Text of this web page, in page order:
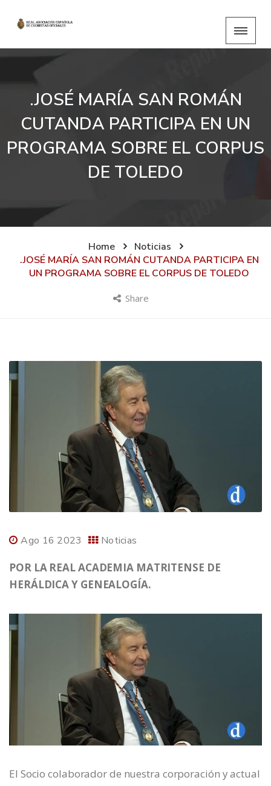
.JOSÉ MARÍA SAN ROMÁN
CUTANDA PARTICIPA EN UN
PROGRAMA SOBRE EL CORPUS
DE TOLEDO
Home
Noticias
.JOSÉ MARÍA SAN ROMÁN CUTANDA PARTICIPA EN
UN PROGRAMA SOBRE EL CORPUS DE TOLEDO
Share
Ago 16 2023 Noticias
POR LA REAL ACADEMIA MATRITENSE DE
HERÁLDICA Y GENEALOGÍA.
El Socio colaborador de nuestra corporación y actual